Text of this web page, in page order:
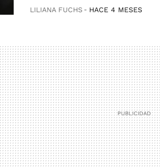
LILIANA FUCHS HACE 4 MESES